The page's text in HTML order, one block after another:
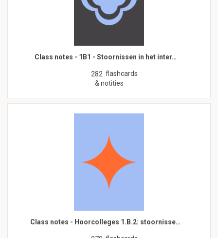
Class notes - 1B1 - Stoornissen in het inter…
282 flashcards
& notities
Class notes - Hoorcolleges 1.B.2: stoornisse…